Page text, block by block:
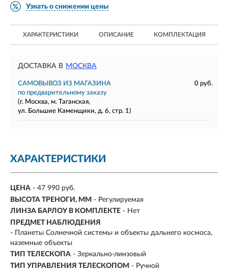
Узнать о снижении цены
ХАРАКТЕРИСТИКИ ОПИСАНИЕ КОМПЛЕКТАЦИЯ
ДОСТАВКА В МОСКВА
САМОВЫВОЗ ИЗ МАГАЗИНА
0 руб.
по предварительному заказу
(г. Москва, м. Таганская,
ул. Большие Каменщики, д. 6, стр. 1)
ХАРАКТЕРИСТИКИ
ЦЕНА - 47 990 руб.
ВЫСОТА ТРЕНОГИ, ММ - Регулируемая
ЛИНЗА БАРЛОУ В КОМПЛЕКТЕ - Нет
ПРЕДМЕТ НАБЛЮДЕНИЯ
- Планеты Солнечной системы и объекты дальнего космоса,
наземные объекты
ТИП ТЕЛЕСКОПА - Зеркально-линзовый
ТИП УПРАВЛЕНИЯ ТЕЛЕСКОПОМ - Ручной